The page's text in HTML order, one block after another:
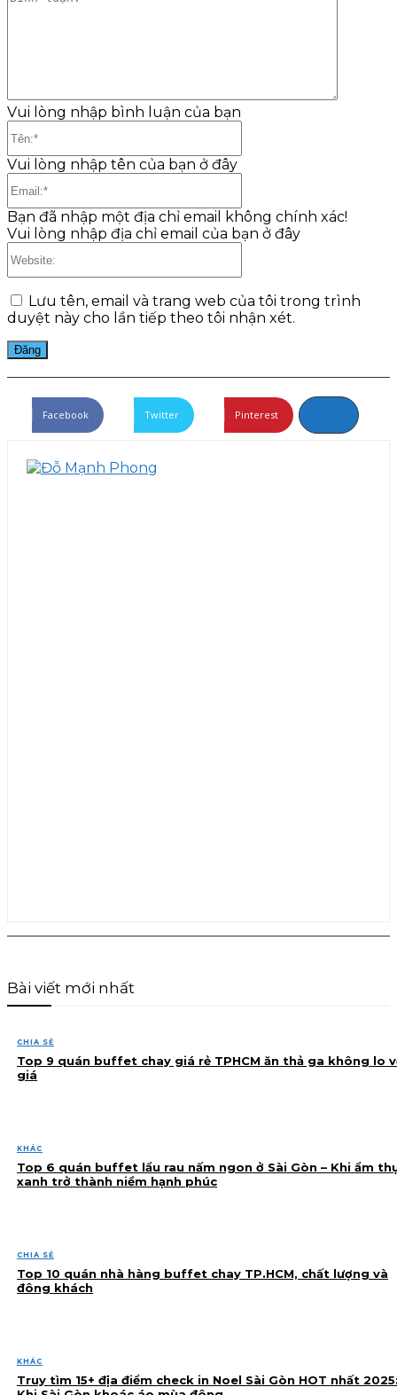
Vui lòng nhập bình luận của bạn
Vui lòng nhập tên của bạn ở đây
Bạn đã nhập một địa chỉ email không chính xác!
Vui lòng nhập địa chỉ email của bạn ở đây
Lưu tên, email và trang web của tôi trong trình
duyệt này cho lần tiếp theo tôi nhận xét.
Facebook Twitter Pinterest
Bài viết mới nhất
CHIA SẺ
Top 9 quán buffet chay giá rẻ TPHCM ăn thả ga không lo
giá
KHÁC
Top 6 quán buffet lẩu rau nấm ngon ở Sài Gòn – Khi ẩm
xanh trở thành niềm hạnh phúc
CHIA SẺ
Top 10 quán nhà hàng buffet chay TP.HCM, chất lượng và
đông khách
KHÁC
Truy tìm 15+ địa điểm check in Noel Sài Gòn HOT nhất